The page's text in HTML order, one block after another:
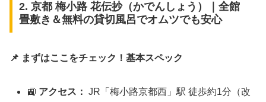
2. 京都 梅小路 花伝抄（かでんしょう）｜全館
畳敷き＆無料の貸切風呂でオムツでも安心
📌 まずはここをチェック！基本スペック
🚉 アクセス： JR「梅小路京都西」駅 徒歩約1分（改